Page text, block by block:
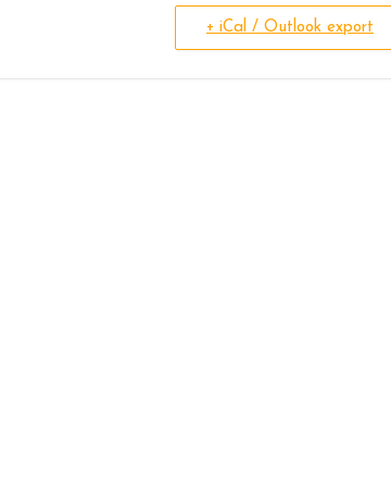
+ iCal / Outlook export